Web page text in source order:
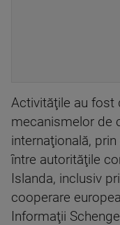
Activităţile au fost
mecanismelor de
internaţională,
între autorităţile
Islanda, inclusiv
cooperare
Informaţii